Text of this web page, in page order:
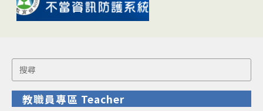
Search
for:
教職員專區 Teacher